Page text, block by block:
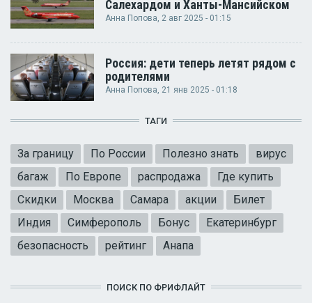
Салехардом и Ханты-Мансийском
Анна Попова , 2 авг 2025 - 01:15
Россия: дети теперь летят рядом с
родителями
Анна Попова, 21 янв 2025 - 01:18
ТАГИ
За границу По России Полезно знать
вирус
багаж
По Европе распродажа
Где купить
Скидки
Москва Самара акции
Билет
Индия
Симферополь Бонус
Екатеринбург
безопасность
рейтинг Анапа
ПОИСК ПО ФРИФЛАЙТ